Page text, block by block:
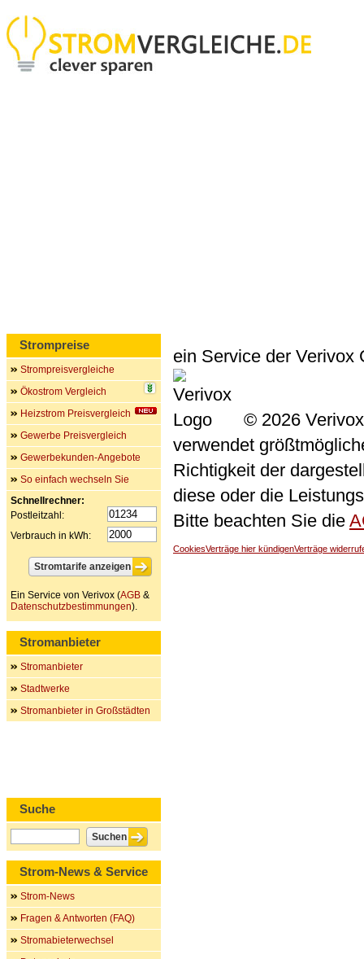
ein Service der Verivox
© 2026
verwendet
Richtigkeit der
diese oder die
Bitte beachten Sie die
CookiesVerträge hier kündigenVerträge
Strompreise
Strompreisvergleiche
Ökostrom Vergleich
Heizstrom Preisvergleich
Gewerbe Preisvergleich
Gewerbekunden-Angebote
So einfach wechseln Sie
Schnellrechner:
Postleitzahl:
Verbrauch in kWh:
Ein Service von Verivox (AGB &
Datenschutzbestimmungen).
Stromanbieter
Stromanbieter
Stadtwerke
Stromanbieter in Großstädten
Suche
Strom-News & Service
Strom-News
Fragen & Antworten (FAQ)
Stromabieterwechsel